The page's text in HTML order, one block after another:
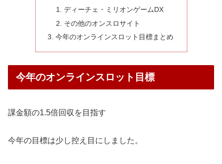
ディーチェ・ミリオンゲームDX
その他のオンスロサイト
今年のオンラインスロット目標まとめ
今年のオンラインスロット目標
課金額の1.5倍回収を目指す
今年の目標は少し控え目にしました。